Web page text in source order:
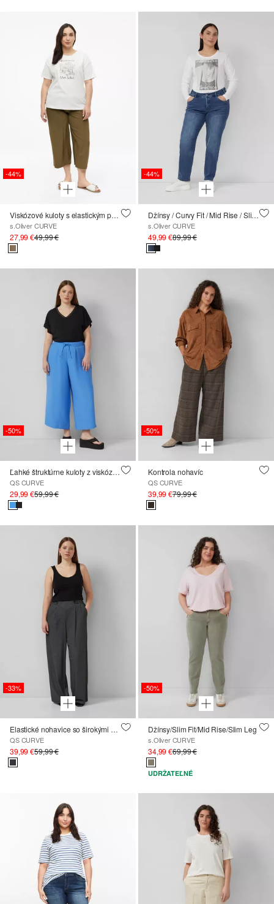
-44%
Viskózové kuloty s elastickým pásom
s.Oliver CURVE
27,99 €49,99 €
-44%
Džínsy / Curvy Fit / Mid Rise / Slim Tapered Leg / cosy inside
s.Oliver CURVE
49,99 €89,99 €
-50%
Ľahké štruktúrne kuloty z viskózovej zmesi
QS CURVE
29,99 €59,99 €
-50%
Kontrola nohavíc
QS CURVE
39,99 €79,99 €
-33%
Elastické nohavice so širokými nohavicami
QS CURVE
39,99 €59,99 €
-50%
Džínsy/Slim Fit/Mid Rise/Slim Leg
s.Oliver CURVE
34,99 €69,99 €
UDRŽATEĽNÉ